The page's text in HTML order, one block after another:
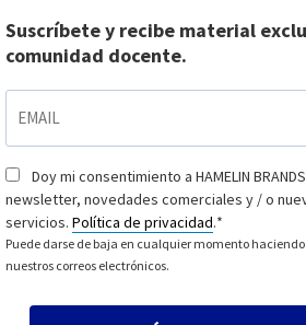
Suscríbete y recibe material
comunidad docente.
Consentimiento*
Doy mi consentimiento a HAMELIN
newsletter, novedades comerciales y / o
servicios. Política de privacidad.*
Puede darse de baja en cualquier momento
nuestros correos electrónicos.